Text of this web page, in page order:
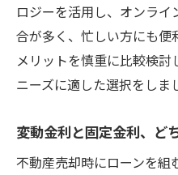
売却完了までの
大阪府門真市での不
功させる
地域の開発計画
過去の売却事例
ロジーを活用し、オンラ
合が多く、忙しい方にも便
メリットを慎重に比較検
ニーズに適した選択をしま
変動金利と固定金利、ど
不動産売却時にローンを